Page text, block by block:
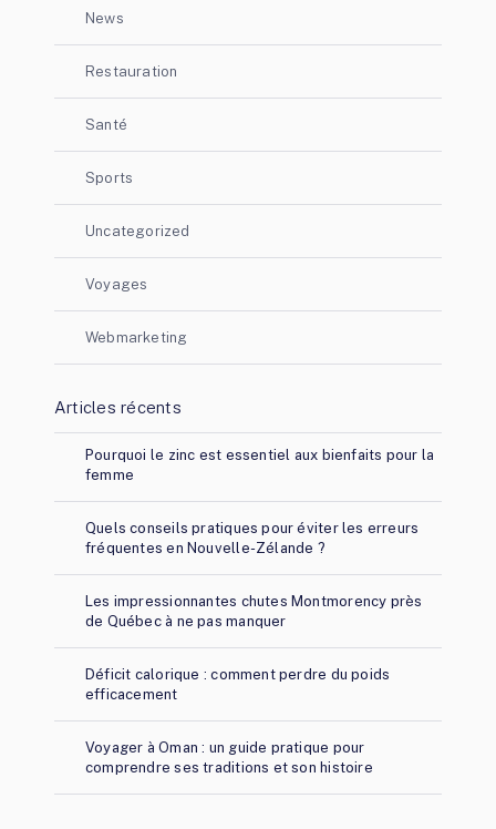
News
Restauration
Santé
Sports
Uncategorized
Voyages
Webmarketing
Articles récents
Pourquoi le zinc est essentiel aux bienfaits pour la
femme
Quels conseils pratiques pour éviter les erreurs
fréquentes en Nouvelle-Zélande ?
Les impressionnantes chutes Montmorency près
de Québec à ne pas manquer
Déficit calorique : comment perdre du poids
efficacement
Voyager à Oman : un guide pratique pour
comprendre ses traditions et son histoire